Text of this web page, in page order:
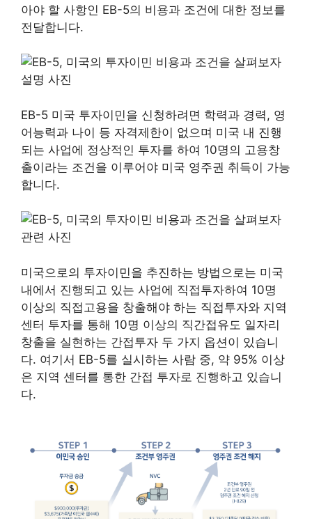
아야 할 사항인 EB-5의 비용과 조건에 대한 정보를
전달합니다.
EB-5 미국 투자이민을 신청하려면 학력과 경력, 영
어능력과 나이 등 자격제한이 없으며 미국 내 진행
되는 사업에 정상적인 투자를 하여 10명의 고용창
출이라는 조건을 이루어야 미국 영주권 취득이 가능
합니다.
미국으로의 투자이민을 추진하는 방법으로는 미국
내에서 진행되고 있는 사업에 직접투자하여 10명
이상의 직접고용을 창출해야 하는 직접투자와 지역
센터 투자를 통해 10명 이상의 직간접유도 일자리
창출을 실현하는 간접투자 두 가지 옵션이 있습니
다. 여기서 EB-5를 실시하는 사람 중, 약 95% 이상
은 지역 센터를 통한 간접 투자로 진행하고 있습니
다.